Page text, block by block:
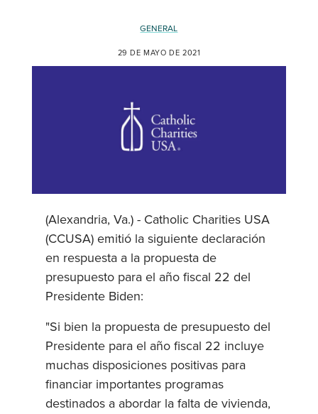
GENERAL
29 DE MAYO DE 2021
(Alexandria, Va.) - Catholic Charities USA
(CCUSA) emitió la siguiente declaración
en respuesta a la propuesta de
presupuesto para el año fiscal 22 del
Presidente Biden:
"Si bien la propuesta de presupuesto del
Presidente para el año fiscal 22 incluye
muchas disposiciones positivas para
financiar importantes programas
destinados a abordar la falta de vivienda,